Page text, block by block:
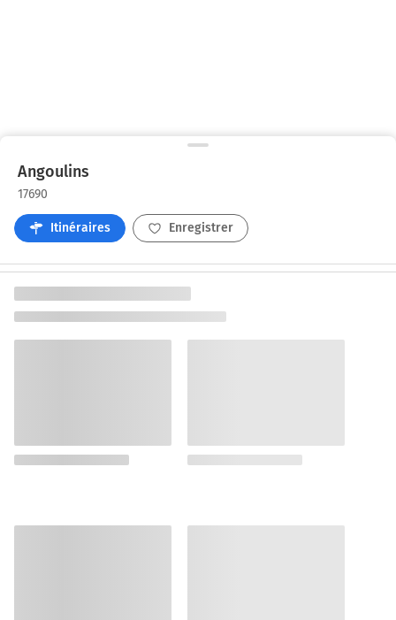
Angoulins
17690
Itinéraires Enregistrer